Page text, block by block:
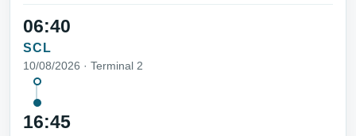
06:40
SCL
10/08/2026 · Terminal 2
16:45